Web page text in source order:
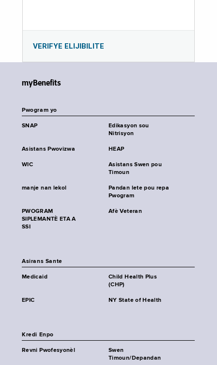
VERIFYE ELIJIBILITE
myBenefits
Pwogram yo
SNAP
Edikasyon sou
Nitrisyon
Asistans Pwovizwa HEAP
WIC
Asistans Swen pou
Timoun
manje nan lekol
Pandan lete pou repa
Pwogram
PWOGRAM
SIPLEMANTÈ ETA A
SSI
Afè Veteran
Asirans Sante
Medicaid
Child Health Plus
(CHP)
EPIC NY State of Health
Kredi Enpo
Revni Pwofesyonèl
Swen
Timoun/Depandan